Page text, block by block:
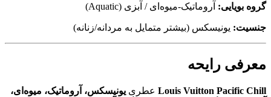
گروه بویایی: آروماتیک-میوه‌ای / آبزی (Aquatic)
جنسیت: یونیسکس (بیشتر متمایل به مردانه/زنانه)
معرفی رایحه
Louis Vuitton Pacific Chill عطری یونیسکس، آروماتیک، میوه‌ای،